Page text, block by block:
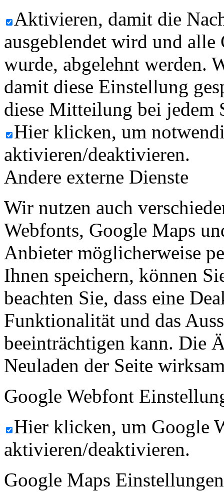
Aktivieren, damit die
ausgeblendet wird und
wurde, abgelehnt werden.
damit diese Einstellung
diese Mitteilung bei jedem
Hier klicken, um
aktivieren/deaktivieren.
Andere externe Dienste
Wir nutzen auch
Webfonts, Google Maps
Anbieter möglicherweise
Ihnen speichern, können
beachten Sie, dass eine
Funktionalität und das
beeinträchtigen kann. Die
Neuladen der Seite
Google Webfont
Hier klicken, um Google
aktivieren/deaktivieren.
Google Maps